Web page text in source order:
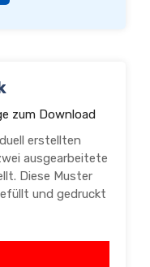
zum Download
erstellten
ausgearbeitete
Diese Muster
und gedruckt